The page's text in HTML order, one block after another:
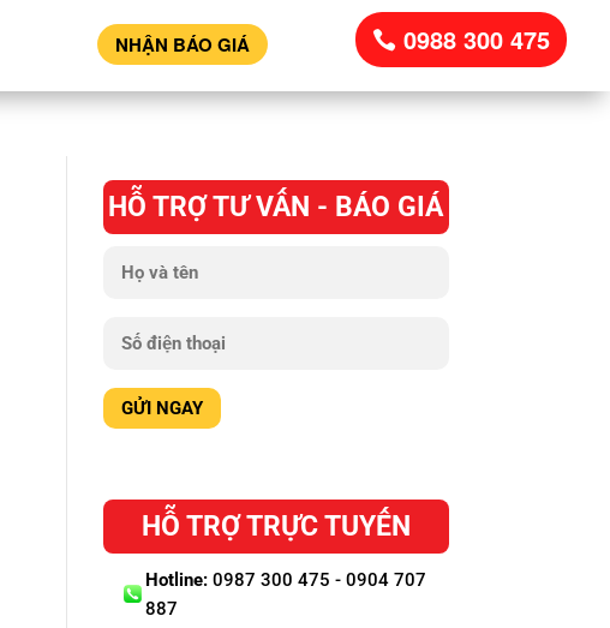
NHẬN BÁO GIÁ 0988 300 475
HỖ TRỢ TƯ VẤN - BÁO GIÁ
HỖ TRỢ TRỰC TUYẾN
Hotline:0987 300 475 - 0904 707
887